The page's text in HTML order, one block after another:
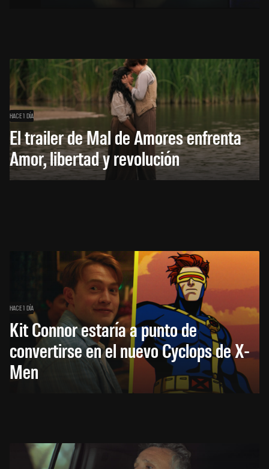
HACE 1 DÍA
El trailer de Mal de Amores enfrenta
Amor, libertad y revolución
HACE 1 DÍA
Kit Connor estaría a punto de
convertirse en el nuevo Cyclops de X-
Men